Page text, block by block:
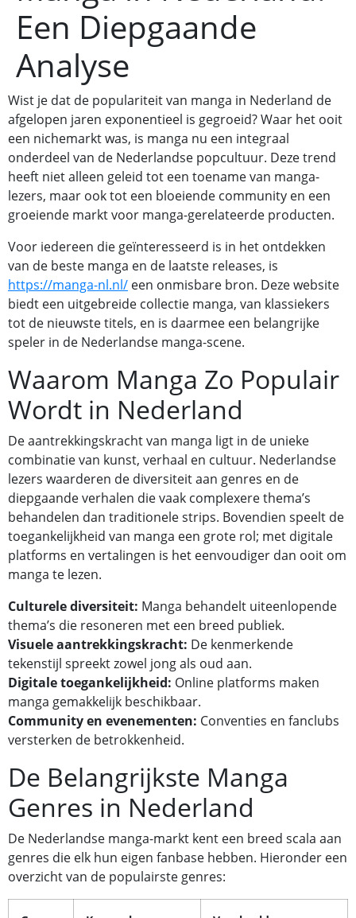
Een Diepgaande
Analyse
Wist je dat de populariteit van manga in Nederland de
afgelopen jaren exponentieel is gegroeid? Waar het ooit
een nichemarkt was, is manga nu een integraal
onderdeel van de Nederlandse popcultuur. Deze trend
heeft niet alleen geleid tot een toename van manga-
lezers, maar ook tot een bloeiende community en een
groeiende markt voor manga-gerelateerde producten.
Voor iedereen die geïnteresseerd is in het ontdekken
van de beste manga en de laatste releases, is
https://manga-nl.nl/ een onmisbare bron. Deze website
biedt een uitgebreide collectie manga, van klassiekers
tot de nieuwste titels, en is daarmee een belangrijke
speler in de Nederlandse manga-scene.
Waarom Manga Zo Populair
Wordt in Nederland
De aantrekkingskracht van manga ligt in de unieke
combinatie van kunst, verhaal en cultuur. Nederlandse
lezers waarderen de diversiteit aan genres en de
diepgaande verhalen die vaak complexere thema’s
behandelen dan traditionele strips. Bovendien speelt de
toegankelijkheid van manga een grote rol; met digitale
platforms en vertalingen is het eenvoudiger dan ooit om
manga te lezen.
Culturele diversiteit: Manga behandelt uiteenlopende
thema’s die resoneren met een breed publiek.
Visuele aantrekkingskracht: De kenmerkende
tekenstijl spreekt zowel jong als oud aan.
Digitale toegankelijkheid: Online platforms maken
manga gemakkelijk beschikbaar.
Community en evenementen: Conventies en fanclubs
versterken de betrokkenheid.
De Belangrijkste Manga
Genres in Nederland
De Nederlandse manga-markt kent een breed scala aan
genres die elk hun eigen fanbase hebben. Hieronder een
overzicht van de populairste genres: